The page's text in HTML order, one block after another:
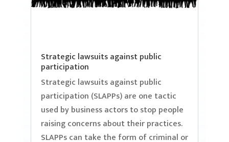
Strategic lawsuits against public
participation
Strategic lawsuits against public
participation (SLAPPs) are one tactic
used by business actors to stop people
raising concerns about their practices.
SLAPPs can take the form of criminal or